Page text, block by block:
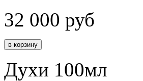
32 000 руб
Духи 100мл